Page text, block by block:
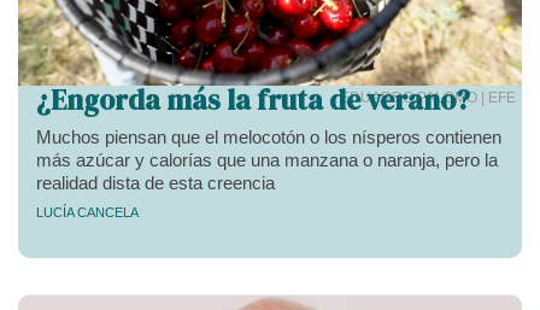
EDUARDO PALOMO | EFE
¿Engorda más la fruta de verano?
Muchos piensan que el melocotón o los nísperos contienen
más azúcar y calorías que una manzana o naranja, pero la
realidad dista de esta creencia
LUCÍA CANCELA